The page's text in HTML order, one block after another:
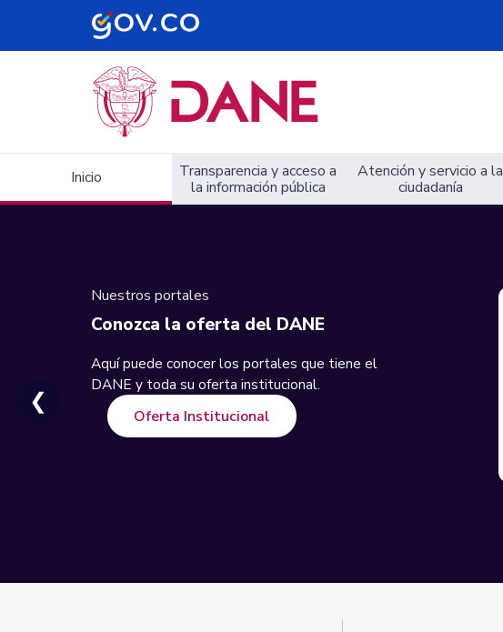
Inicio
Transparencia y acceso a
la información pública
Atención y servicio a la
ciudadanía
Nuestros portales
Conozca la oferta del DANE
Aquí puede conocer los portales que tiene el
DANE y toda su oferta institucional.
Oferta Institucional
❮